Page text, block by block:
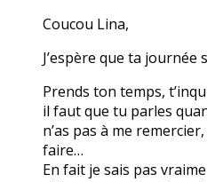
Coucou Lina,
J’espère que ta journée
Prends ton temps,
il faut que tu parles
n’as pas à me
faire…
En fait je sais pas